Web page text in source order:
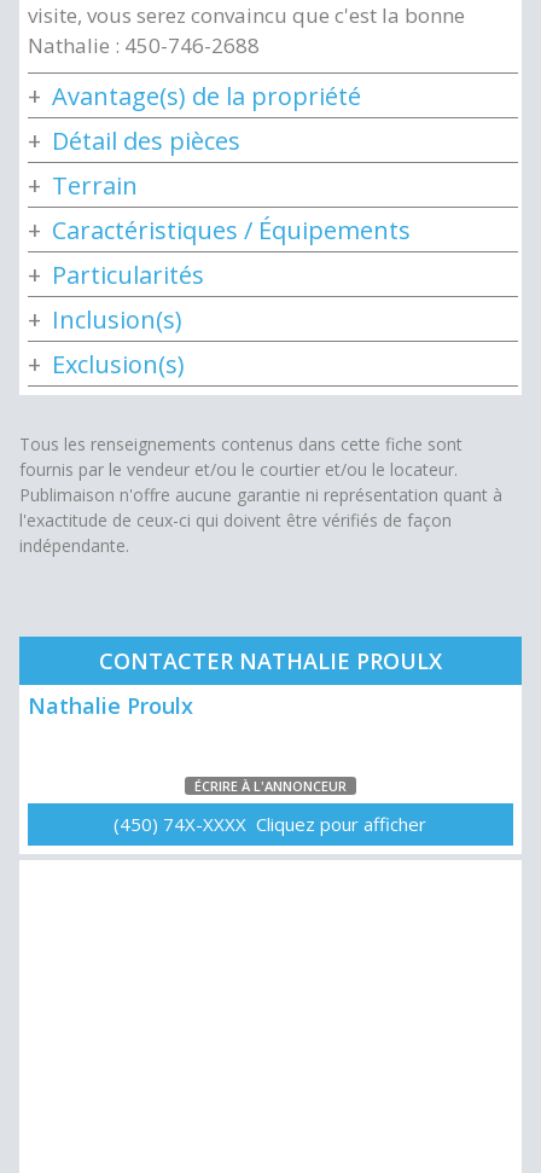
visite, vous serez convaincu que c'est la bonne
Nathalie : 450-746-2688
Avantage(s) de la propriété
Détail des pièces
Terrain
Caractéristiques / Équipements
Particularités
Inclusion(s)
Exclusion(s)
Tous les renseignements contenus dans cette fiche sont
fournis par le vendeur et/ou le courtier et/ou le locateur.
Publimaison n'offre aucune garantie ni représentation quant à
l'exactitude de ceux-ci qui doivent être vérifiés de façon
indépendante.
CONTACTER NATHALIE PROULX
Nathalie Proulx
ÉCRIRE À L'ANNONCEUR
(450) 74X-XXXX Cliquez pour afficher